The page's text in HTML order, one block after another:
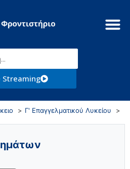
Streaming
Γ' Επαγγελματικού Λυκείου